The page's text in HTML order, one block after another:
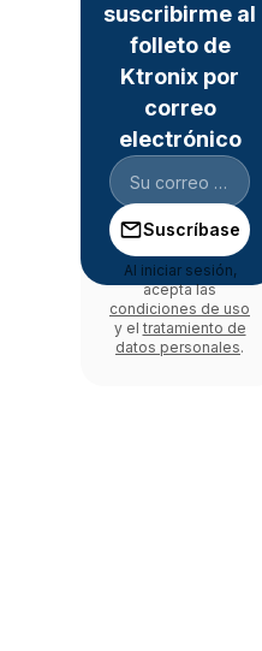
suscribirme al
folleto de
Ktronix por
correo
electrónico
Suscríbase
Al iniciar sesión,
acepta las
condiciones de uso
y el tratamiento de
datos personales.